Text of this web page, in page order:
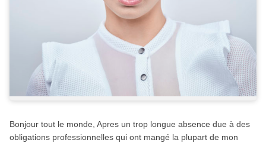
Bonjour tout le monde, Apres un trop longue absence due à des
obligations professionnelles qui ont mangé la plupart de mon